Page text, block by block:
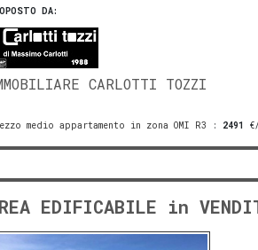
DA:
CARLOTTI TOZZI
medio appartamento in zona OMI R3 : 2491
EDIFICABILE in